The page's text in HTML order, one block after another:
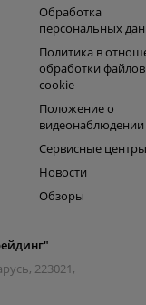
Обработка
персональных
Политика в
обработки файлов
cookie
Положение о
видеонаблюдении
Сервисные центры
Новости
Обзоры
223021,